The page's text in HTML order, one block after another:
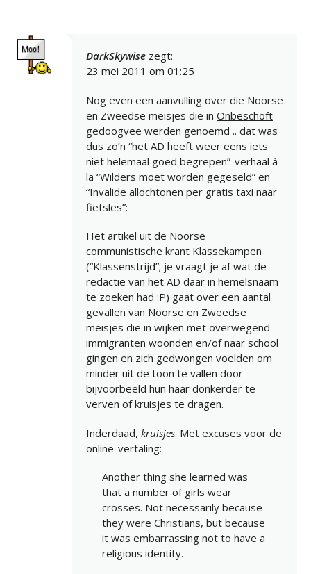
DarkSkywise zegt:
23 mei 2011 om 01:25
Nog even een aanvulling over die Noorse
en Zweedse meisjes die in Onbeschoft
gedoogvee werden genoemd .. dat was
dus zo’n “het AD heeft weer eens iets
niet helemaal goed begrepen”-verhaal à
la “Wilders moet worden gegeseld” en
“Invalide allochtonen per gratis taxi naar
fietsles”:
Het artikel uit de Noorse
communistische krant Klassekampen
(“Klassenstrijd”; je vraagt je af wat de
redactie van het AD daar in hemelsnaam
te zoeken had :P) gaat over een aantal
gevallen van Noorse en Zweedse
meisjes die in wijken met overwegend
immigranten woonden en/of naar school
gingen en zich gedwongen voelden om
minder uit de toon te vallen door
bijvoorbeeld hun haar donkerder te
verven of kruisjes te dragen.
Inderdaad, kruisjes. Met excuses voor de
online-vertaling:
Another thing she learned was
that a number of girls wear
crosses. Not necessarily because
they were Christians, but because
it was embarrassing not to have a
religious identity.